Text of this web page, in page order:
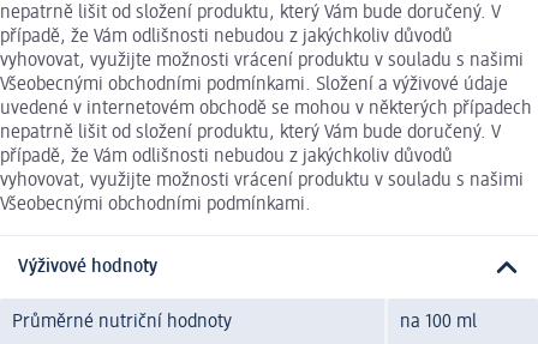
nepatrně lišit od složení produktu, který Vám bude doručený. V
případě, že Vám odlišnosti nebudou z jakýchkoliv důvodů
vyhovovat, využijte možnosti vrácení produktu v souladu s našimi
Všeobecnými obchodními podmínkami. Složení a výživové údaje
uvedené v internetovém obchodě se mohou v některých případech
nepatrně lišit od složení produktu, který Vám bude doručený. V
případě, že Vám odlišnosti nebudou z jakýchkoliv důvodů
vyhovovat, využijte možnosti vrácení produktu v souladu s našimi
Všeobecnými obchodními podmínkami.
Výživové hodnoty
Průměrné nutriční hodnoty na 100 ml